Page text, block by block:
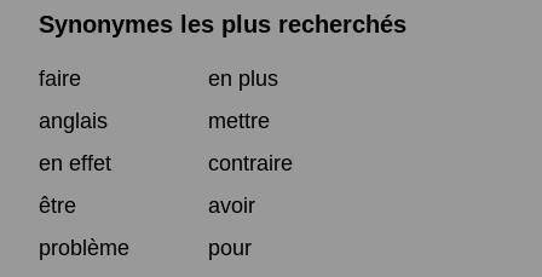
Synonymes les plus recherchés
faire
en plus
anglais
mettre
en effet
contraire
être
avoir
problème
pour